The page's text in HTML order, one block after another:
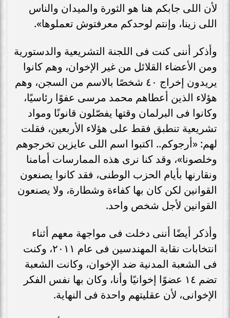
لأن اللى جابكم هنا هو الثورة والميدان والناس
اللى زينا، وإنتم لوحدكم معرفتوش تعملوها».
وأذكر أننى كنت فى اللجنة التشريعية والدستورية
ومن الأعضاء القلائل من غير الإخوان، وهم كانوا
يريدون إخراج ٤٠ شخصًا بالاسم من السجن، وهم
هؤلاء الذين أعطاهم محمد مرسى عفوًا رئاسيًا،
وكانوا فى البرلمان وقتها يفصّلون قانونًا ومواد
تشريعية تنطبق فقط على هؤلاء الأربعين، فقلت
لهم: «أرجوكم.. اكتبوا اسم اللى عايزين تخرجوهم
وخلصونا»، وقد كنا نرى هذه الممارسات أمامنا
ونقارنها بأيام الحزب الوطنى، فقد كانوا يصنعون
القوانين لكن كان بها كفاءة وشطارة، ولا يصنعون
القوانين لأجل شخص واحد.
وأذكر أيضًا أننى دخلت فى مواجهة معهم أثناء
انتخابات نقابة المهندسين فى عام ٢٠١١، وكنت
فى الشعبة المدنية ضد الإخوان، وكانت الشعبة
تضم ١٤ عضوًا إخوانيًا وأنا، وكان بها نفس الفكر
الإخوانى، لأن عقليتهم واحدة فى النهاية.